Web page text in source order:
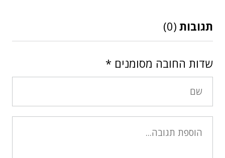
תגובות (0)
שדות החובה מסומנים *